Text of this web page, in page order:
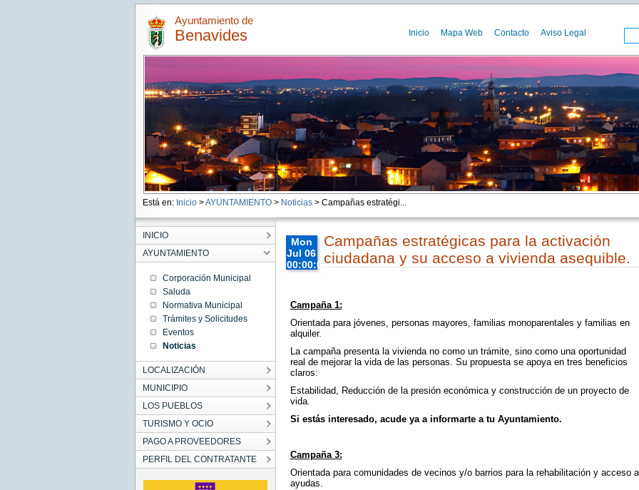
Ayuntamiento de
Benavides Inicio Mapa Web Contacto Aviso Legal
Está en: Inicio >AYUNTAMIENTO> Noticias> Campañas estratégi...
INICIO
AYUNTAMIENTO
Corporación Municipal
Saluda
Normativa Municipal
Trámites y Solicitudes
Eventos
Noticias
LOCALIZACIÓN
MUNICIPIO
LOS PUEBLOS
TURISMO Y OCIO
PAGO A PROVEEDORES
PERFIL DEL CONTRATANTE
Mon
Jul 06
00:00:00
06
CEST
2026
Mon Jul
00:00:00
CEST
2026
Campañas estratégicas para la activación
ciudadana y su acceso a vivienda asequible.
Campaña 1:
Orientada para jóvenes, personas mayores, familias monoparentales y familias en
alquiler.
La campaña presenta la vivienda no como un trámite, sino como una oportunidad
real de mejorar la vida de las personas. Su propuesta se apoya en tres beneficios
claros:
Estabilidad, Reducción de la presión económica y construcción de un proyecto de
vida.
Si estás interesado, acude ya a informarte a tu Ayuntamiento.
Campaña 3:
Orientada para comunidades de vecinos y/o barrios para la rehabilitación y acceso a
ayudas.